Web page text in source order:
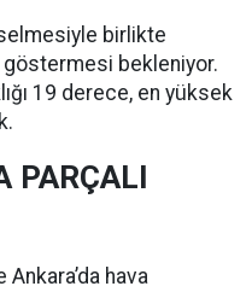
birlikte
bekleniyor.
19 derece, en yüksek
PARÇALI
hava